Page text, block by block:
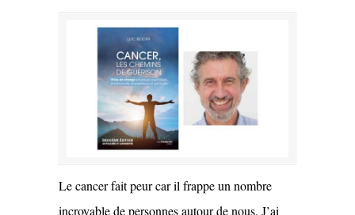
Le cancer fait peur car il frappe un nombre
incroyable de personnes autour de nous. J’ai